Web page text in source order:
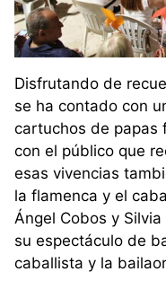
Disfrutando de
se ha contado con
cartuchos de papas
con el público que
esas vivencias
la flamenca y el
Ángel Cobos y
su espectáculo de
caballista y la